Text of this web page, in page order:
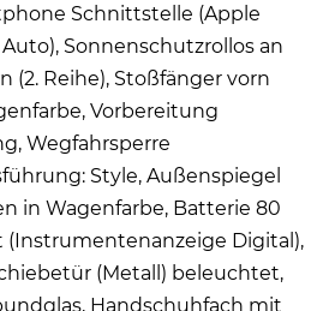
Schnittstelle (Apple
Sonnenschutzrollos an
(2. Reihe), Stoßfänger vorn
Vorbereitung
Wegfahrsperre
Style, Außenspiegel
in Wagenfarbe, Batterie 80
(Instrumentenanzeige Digital),
(Metall) beleuchtet,
Handschuhfach mit